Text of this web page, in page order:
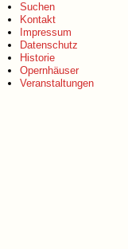
Suchen
Kontakt
Impressum
Datenschutz
Historie
Opernhäuser
Veranstaltungen